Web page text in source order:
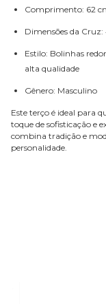
Comprimento: 62
Dimensões da
Estilo: Bolinhas
alta qualidade
Gênero: Masculino
Este terço é ideal para
toque de sofisticação e
combina tradição e
personalidade.